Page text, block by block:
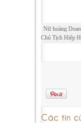
Nữ hoàng
Chủ Tịch Hiệp
Các tin